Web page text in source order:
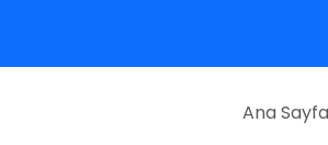
Ana Sayfa